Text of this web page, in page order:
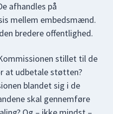
afhandles på
mellem embedsmænd.
bredere offentlighed.
stillet til de
at udbetale støtten?
blandet sig i de
skal gennemføre